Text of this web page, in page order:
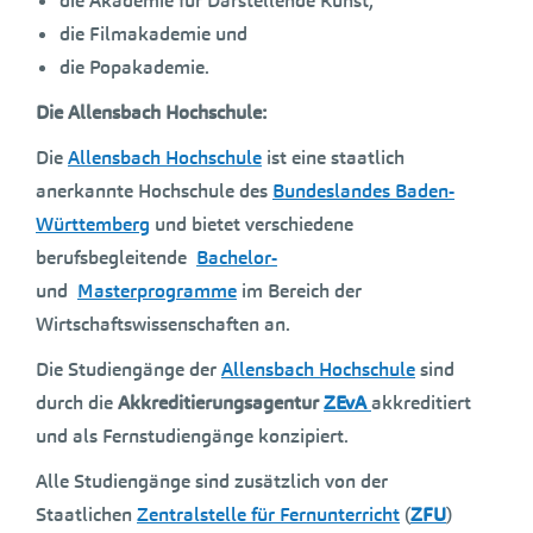
die Filmakademie und
die Popakademie.
Die Allensbach Hochschule:
DieAllensbach Hochschule ist eine staatlich
anerkannte Hochschule des Bundeslandes Baden-
Württemberg und bietet verschiedene
berufsbegleitende Bachelor-
und Masterprogramme im Bereich der
Wirtschaftswissenschaften an.
Die Studiengänge derAllensbach Hochschulesind
durch dieAkkreditierungsagenturZEvAakkreditiert
und als Fernstudiengänge konzipiert.
Alle Studiengänge sind zusätzlich von der
Staatlichen Zentralstelle für Fernunterricht (ZFU)